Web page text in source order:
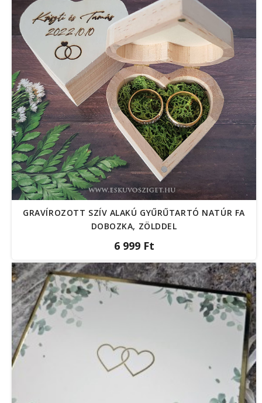
GRAVÍROZOTT SZÍV ALAKÚ GYŰRŰTARTÓ NATÚR FA
DOBOZKA, ZÖLDDEL
6 999 Ft